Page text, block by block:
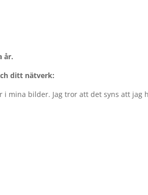
år.
ditt nätverk:
i mina bilder. Jag tror att det syns att jag